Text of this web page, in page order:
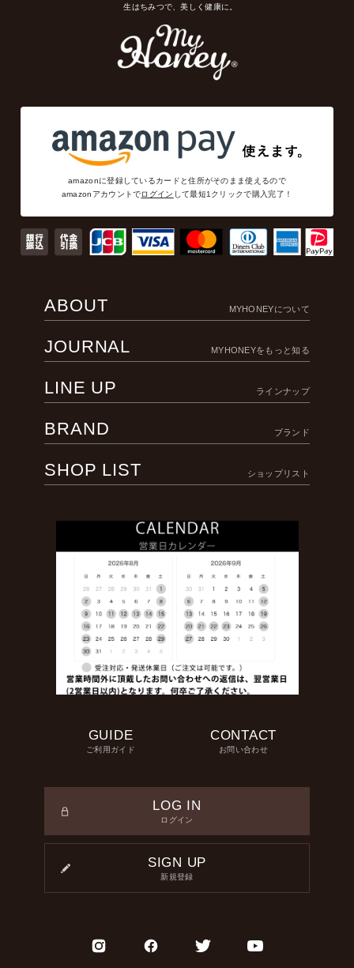
生はちみつで、美しく健康に。
amazonに登録しているカードと住所がそのまま使えるので
amazonアカウントでログイン して最短1クリックで購入完了！
ABOUT MYHONEYについて
JOURNAL MYHONEYをもっと知る
LINE UP ラインナップ
BRAND ブランド
SHOP LIST ショップリスト
GUIDE
ご利用ガイド
CONTACT
お問い合わせ
LOG IN
ログイン
SIGN UP
新規登録